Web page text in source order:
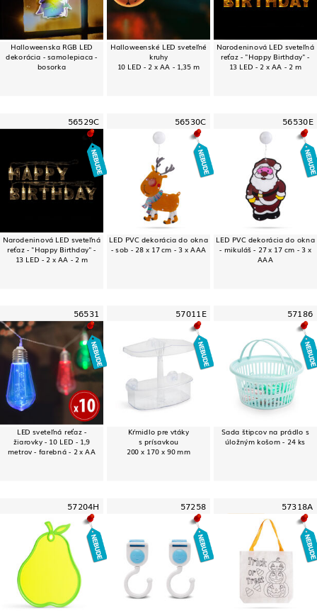
Halloweenska RGB LED
dekorácia - samolepiaca -
bosorka
Halloweenské LED sveteľné
kruhy
10 LED - 2 x AA - 1,35 m
Narodeninová LED sveteľná
reťaz - "Happy Birthday" -
13 LED - 2 x AA - 2 m
56529C
Narodeninová LED sveteľná
reťaz - "Happy Birthday" -
13 LED - 2 x AA - 2 m
56530C
LED PVC dekorácia do okna
- sob - 28 x 17 cm - 3 x AAA
56530E
LED PVC dekorácia do okna
- mikuláš - 27 x 17 cm - 3 x
AAA
56531
LED sveteľná reťaz -
žiarovky - 10 LED - 1,9
metrov - farebná - 2 x AA
57011E
Kŕmidlo pre vtáky
s prísavkou
200 x 170 x 90 mm
57186
Sada štipcov na prádlo s
úložným košom - 24 ks
57204H 57258 57318A